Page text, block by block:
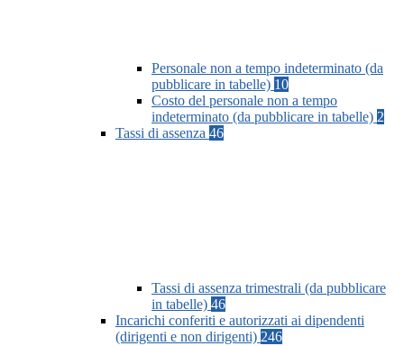
Personale non a tempo indeterminato (da
pubblicare in tabelle) 10
Costo del personale non a tempo
indeterminato (da pubblicare in tabelle) 2
Tassi di assenza 46
Tassi di assenza trimestrali (da pubblicare
in tabelle) 46
Incarichi conferiti e autorizzati ai dipendenti
(dirigenti e non dirigenti) 246